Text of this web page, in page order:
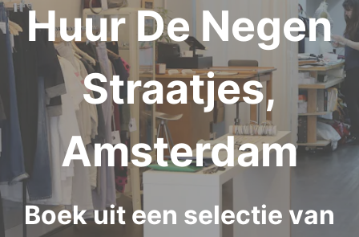
Huur De Negen
Straatjes,
Amsterdam
Boek uit een selectie van